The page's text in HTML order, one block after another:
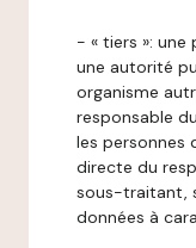
- « tiers »: une
une autorité
organisme
responsable
les personnes
directe du
sous-traitant,
données à